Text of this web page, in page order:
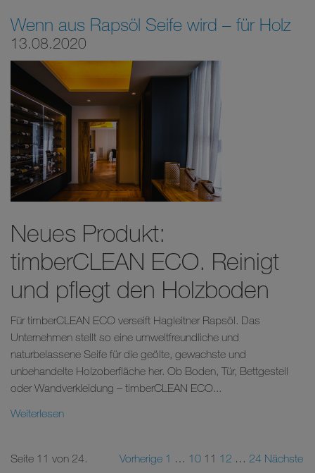
Wenn aus Rapsöl Seife wird – für Holz
13.08.2020
Neues Produkt:
timberCLEAN ECO. Reinigt
und pflegt den Holzboden
Für timberCLEAN ECO verseift Hagleitner Rapsöl. Das
Unternehmen stellt so eine umweltfreundliche und
naturbelassene Seife für die geölte, gewachste und
unbehandelte Holzoberfläche her. Ob Boden, Tür, Bettgestell
oder Wandverkleidung – timberCLEAN ECO...
Weiterlesen
Seite 11 von 24. Vorherige 1 … 10 11 12 … 24 Nächste